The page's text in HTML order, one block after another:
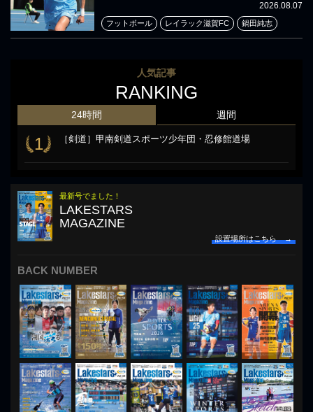
2026.08.07
フットボール レイラック滋賀FC 鍋田純志
人気記事
RANKING
24時間
1 ［剣道］甲南剣道スポーツ少年団・忍修館道場
週間
最新号でました！
LAKESTARS
MAGAZINE
設置場所はこちら →
BACK NUMBER